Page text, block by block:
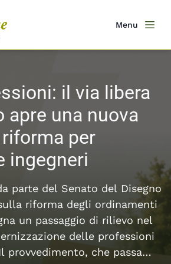
Menu
il via libera
apre una nuova
per
ingegneri
parte del Senato del Disegno
riforma degli ordinamenti
un passaggio di rilievo nel
delle professioni
provvedimento, che passa